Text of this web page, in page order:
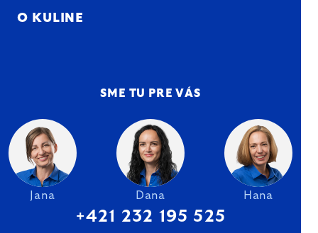
O KULINE
SME TU PRE VÁS
Jana Dana Hana
+421 232 195 525